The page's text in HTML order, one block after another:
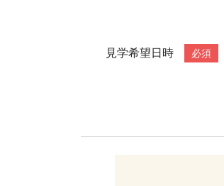
見学希望日時 必須